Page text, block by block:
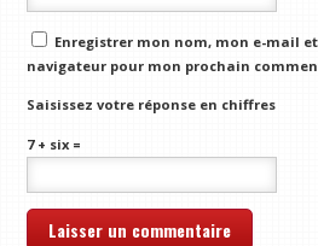
Enregistrer mon nom, mon e-mail
navigateur pour mon prochain
Saisissez votre réponse en chiffres
7 + six =